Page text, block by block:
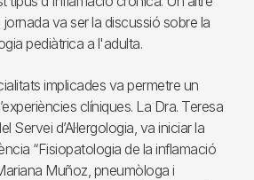
va ser la discussió sobre la
pediàtrica a l'adulta.
implicades va permetre un
clíniques. La Dra. Teresa
Servei d’Al·lergologia, va iniciar la
“Fisiopatologia de la inflamació
Muñoz, pneumòloga i